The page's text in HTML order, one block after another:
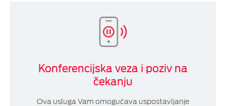
Konferencijska veza i poziv na
čekanju
Ova usluga Vam omogućava uspostavljanje